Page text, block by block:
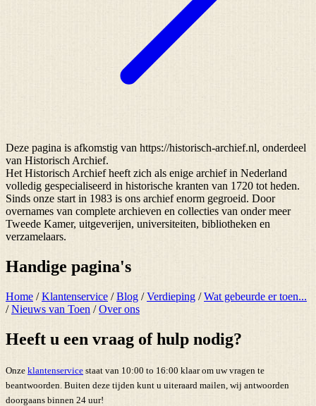
Deze pagina is afkomstig van https://historisch-archief.nl, onderdeel
van Historisch Archief.
Het Historisch Archief heeft zich als enige archief in Nederland
volledig gespecialiseerd in historische kranten van 1720 tot heden.
Sinds onze start in 1983 is ons archief enorm gegroeid. Door
overnames van complete archieven en collecties van onder meer
Tweede Kamer, uitgeverijen, universiteiten, bibliotheken en
verzamelaars.
Handige pagina's
Home /Klantenservice /Blog /Verdieping /Wat gebeurde er toen...
/Nieuws van Toen /Over ons
Heeft u een vraag of hulp nodig?
Onze klantenservice staat van 10:00 to 16:00 klaar om uw vragen te
beantwoorden. Buiten deze tijden kunt u uiteraard mailen, wij antwoorden
doorgaans binnen 24 uur!